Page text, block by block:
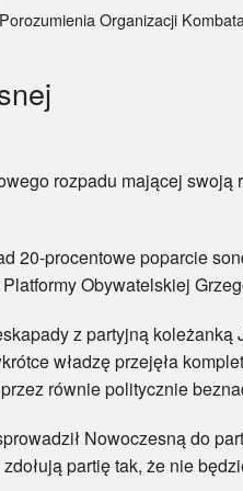
Organizacji
rozpadu mającej swoją
procentowe poparcie
Obywatelskiej
z partyjną koleżanką
władzę przejęła
równie politycznie
Nowoczesną do
partię tak, że nie